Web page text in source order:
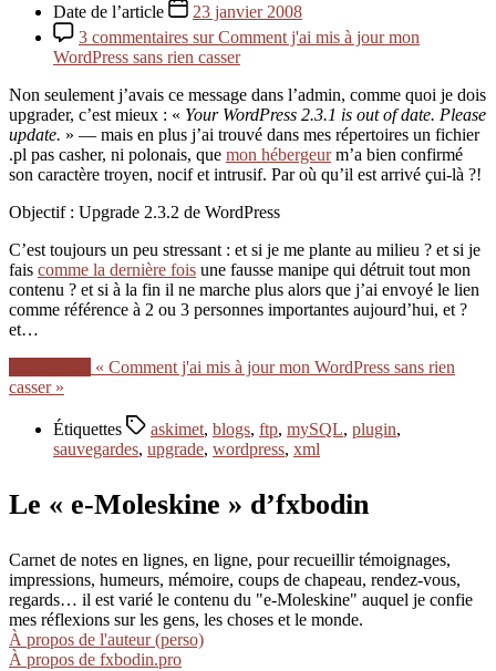
Date de l’article
23 janvier 2008
3 commentaires sur Comment j'ai mis à jour mon
WordPress sans rien casser
Non seulement j’avais ce message dans l’admin, comme quoi je dois
upgrader, c’est mieux : « Your WordPress 2.3.1 is out of date. Please
update. » — mais en plus j’ai trouvé dans mes répertoires un fichier
.pl pas casher, ni polonais, que mon hébergeurm’a bien confirmé
son caractère troyen, nocif et intrusif. Par où qu’il est arrivé çui-là ?!
Objectif : Upgrade 2.3.2 de WordPress
C’est toujours un peu stressant : et si je me plante au milieu ? et si je
fais comme la dernière fois une fausse manipe qui détruit tout mon
contenu ? et si à la fin il ne marche plus alors que j’ai envoyé le lien
comme référence à 2 ou 3 personnes importantes aujourd’hui, et ?
et…
« Comment j'ai mis à jour mon WordPress sans rien
casser »
Étiquettes askimet, blogs, ftp, mySQL, plugin,
sauvegardes, upgrade, wordpress, xml
Le « e-Moleskine » d’fxbodin
Carnet de notes en lignes, en ligne, pour recueillir témoignages,
impressions, humeurs, mémoire, coups de chapeau, rendez-vous,
regards… il est varié le contenu du "e-Moleskine" auquel je confie
mes réflexions sur les gens, les choses et le monde.
À propos de l'auteur (perso)
À propos de fxbodin.pro